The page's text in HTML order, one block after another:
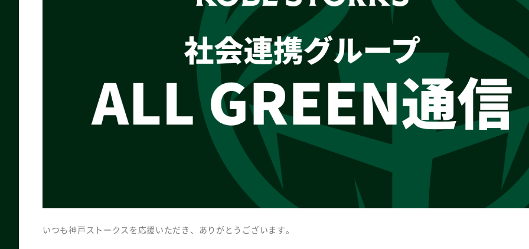
いつも神戸ストークスを応援いただき、ありがとうございます。